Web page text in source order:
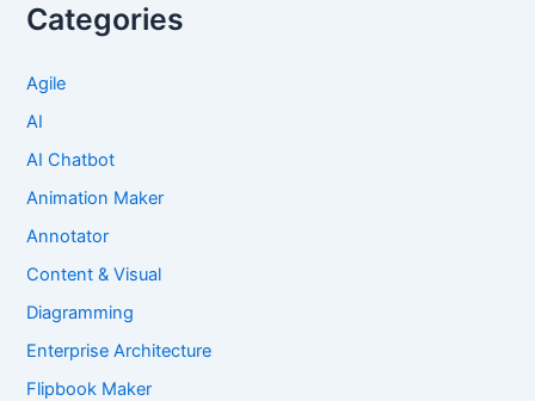
Categories
Agile
AI
AI Chatbot
Animation Maker
Annotator
Content & Visual
Diagramming
Enterprise Architecture
Flipbook Maker